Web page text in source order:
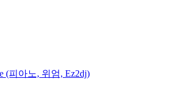
(피아노, 위엄, Ez2dj)